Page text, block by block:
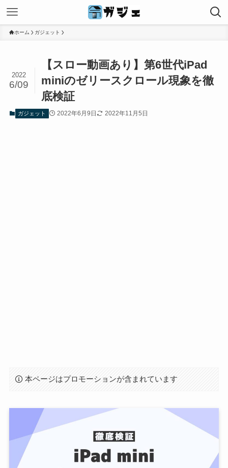
ホーム ガジェット
【スロー動画あり】第6世代iPad
miniのゼリースクロール現象を徹
底検証
2022
6/09
ガジェット 2022年6月9日 2022年11月5日
本ページはプロモーションが含まれています